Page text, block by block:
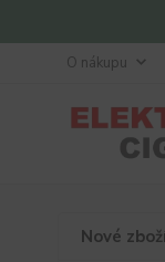
O nákupu
Nové